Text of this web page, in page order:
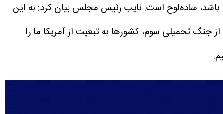
باشد، ساده‌لوح است. نایب رئیس مجلس بیان کرد: به این
جنگ تحمیلی سوم، کشور‌ها به تبعیت از آمریکا ما را